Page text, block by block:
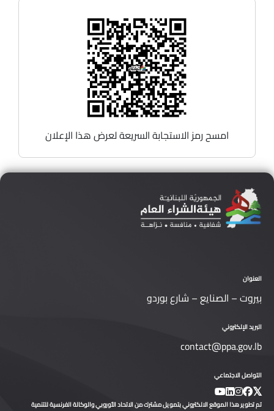
امسح رمز الاستجابة السريعة لعرض هذا الإعلان
العنوان
بيروت – الصنايع – شارع بوردو
البريد الإلكتروني
contact@ppa.gov.lb
التواصل الاجتماعي
تم تطوير هذا الموقع الالكتروني بتمويل مشترك من الاتحاد الأوروبي والوكالة الفرنسية للتنمية